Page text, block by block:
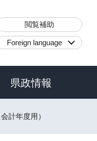
閲覧補助
Foreign language
県政情報
計年度用）